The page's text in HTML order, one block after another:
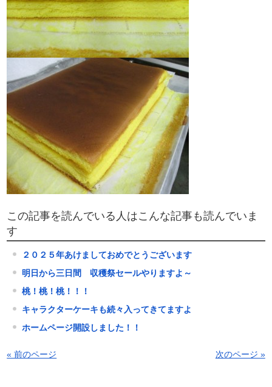
この記事を読んでいる人はこんな記事も読んでいま
す
２０２５年あけましておめでとうございます
明日から三日間 収穫祭セールやりますよ～
桃！桃！桃！！！
キャラクターケーキも続々入ってきてますよ
ホームページ開設しました！！
« 前のページ 次のページ »